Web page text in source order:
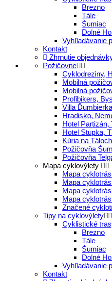
Brezno
Tále
Šumiac
Dolné
Vyhľladávanie
Kontakt
Zhrnutie
Požičovne
Cyklodreziny,
Mobilná
Mobilná
Profibikers,
Villa
Hradisko,
Hotel Partizán,
Hotel Stupka,
Kúria na Táloch
Požičovňa
Požičovňa
Mapa cyklovýlety
Mapa
Mapa
Mapa
Mapa
Značené
Tipy na cyklovýlety
Cyklistické
Brezno
Tále
Šumiac
Dolné
Vyhľladávanie
Kontakt